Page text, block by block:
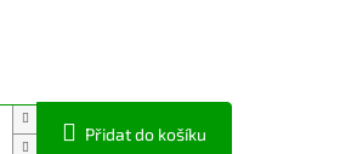
Přidat do košíku